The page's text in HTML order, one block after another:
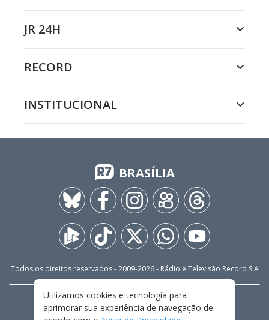
JR 24H
RECORD
INSTITUCIONAL
BRASÍLIA
Todos os direitos reservados - 2009-2026- Rádio e Televisão Record S.A
FALE CONOSCO
PRIVACIDADE
TERMOS E CONDIÇÕES DE USO
Utilizamos cookies e tecnologia para
aprimorar sua experiência de navegação de